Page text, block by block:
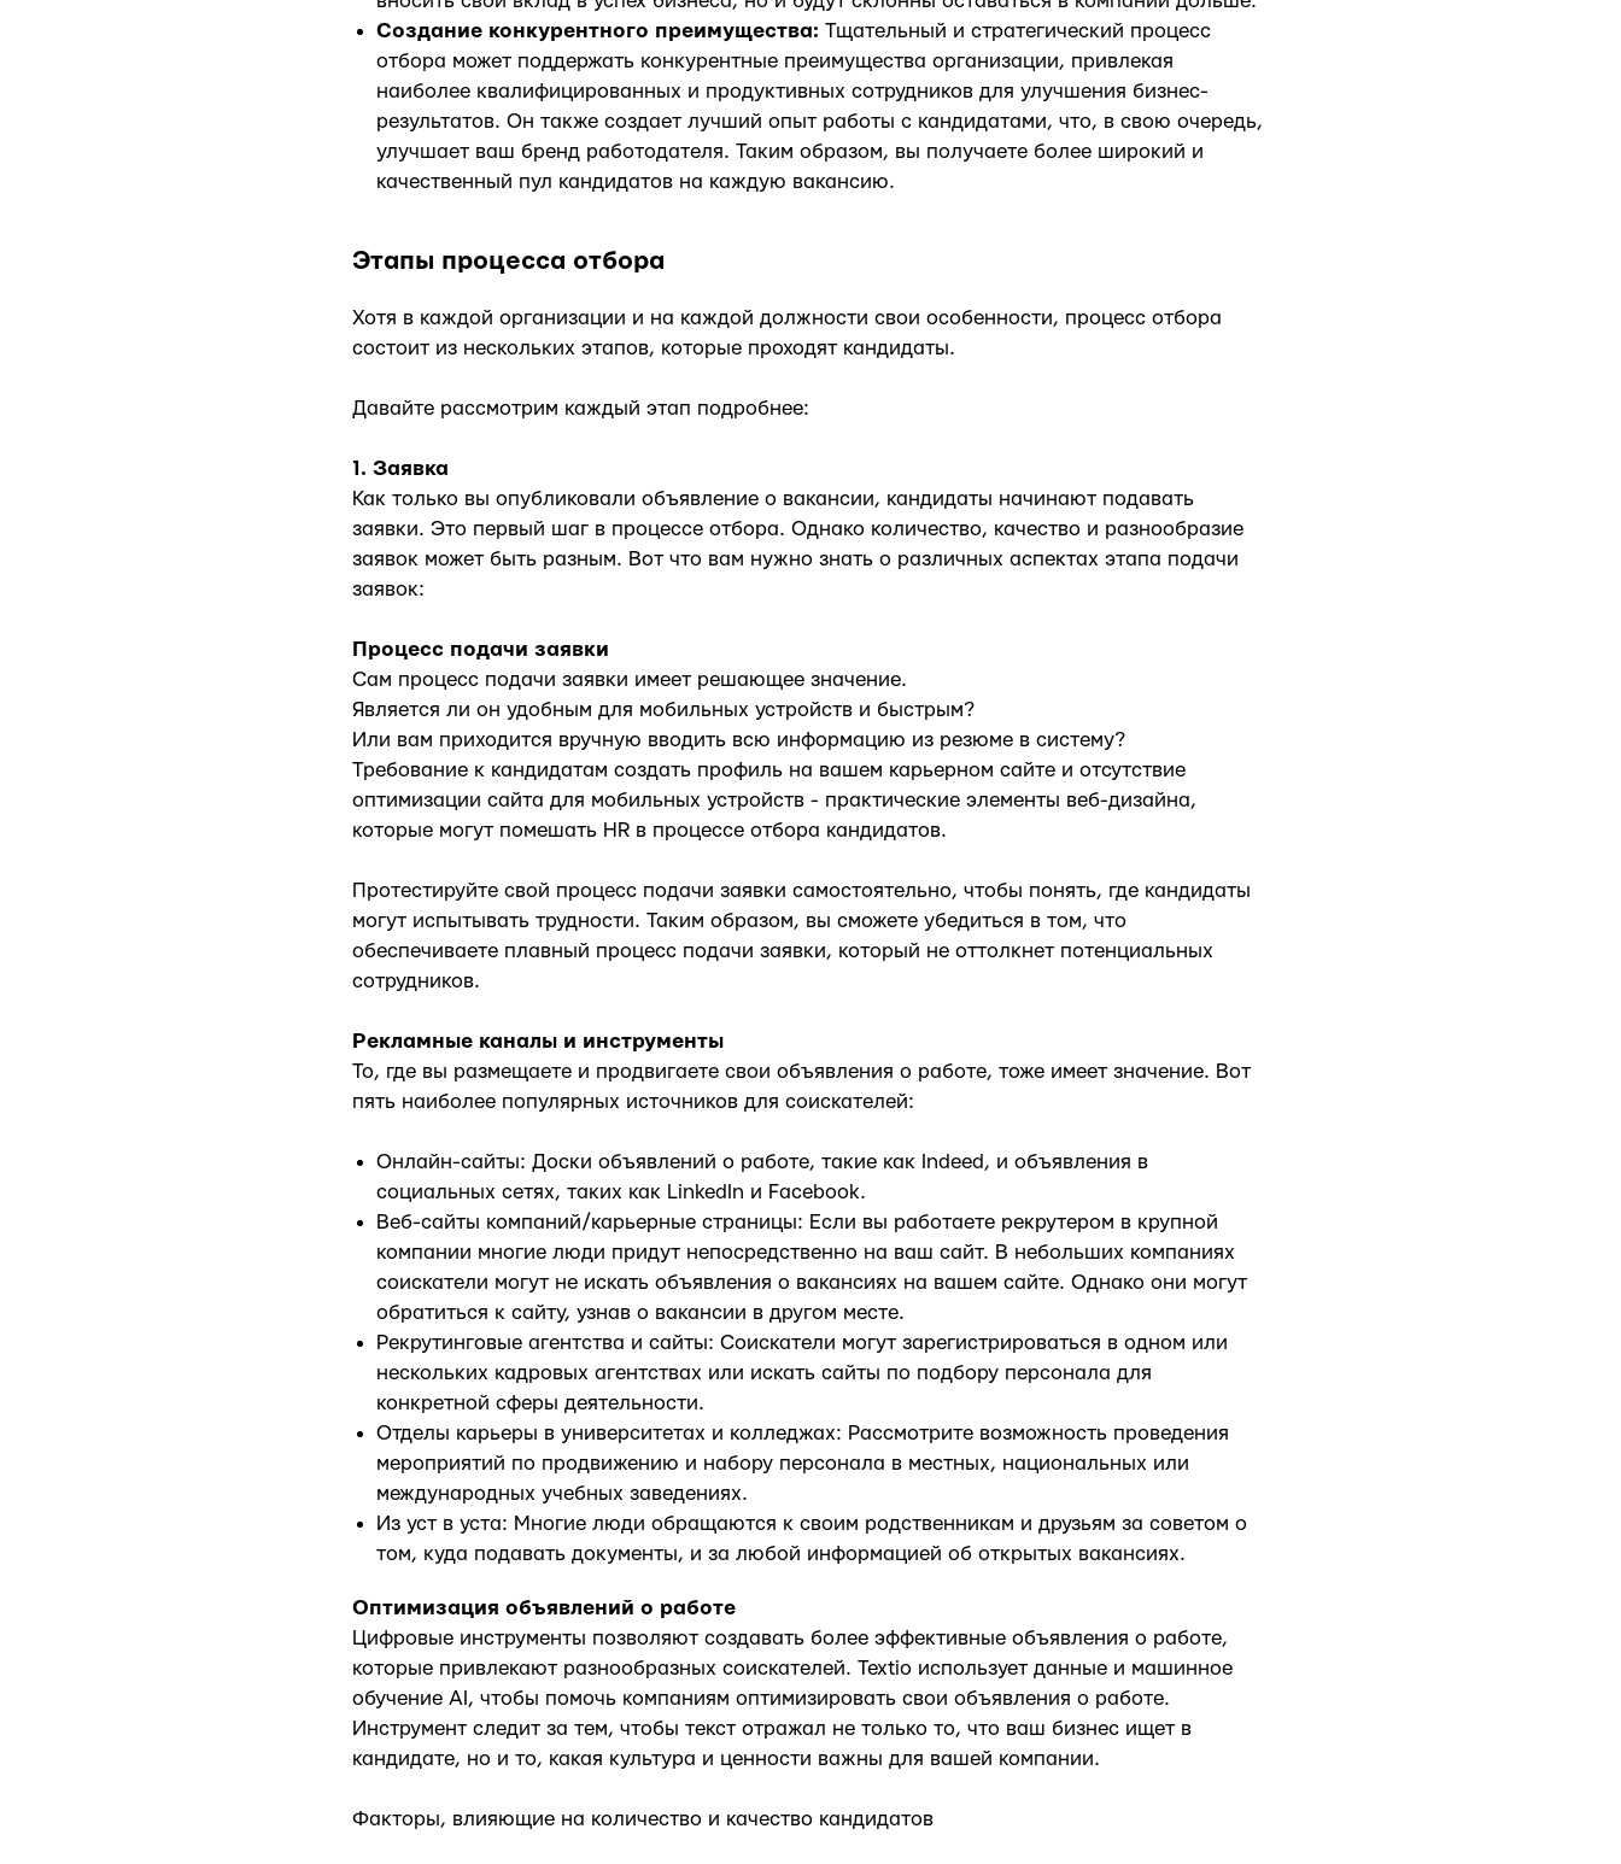
Создание конкурентного преимущества: Тщательный и стратегический процесс
отбора может поддержать конкурентные преимущества организации, привлекая
наиболее квалифицированных и продуктивных сотрудников для улучшения бизнес-
результатов. Он также создает лучший опыт работы с кандидатами, что, в свою очередь,
улучшает ваш бренд работодателя. Таким образом, вы получаете более широкий и
качественный пул кандидатов на каждую вакансию.
Этапы процесса отбора
Хотя в каждой организации и на каждой должности свои особенности, процесс отбора
состоит из нескольких этапов, которые проходят кандидаты.
Давайте рассмотрим каждый этап подробнее:
1. Заявка
Как только вы опубликовали объявление о вакансии, кандидаты начинают подавать
заявки. Это первый шаг в процессе отбора. Однако количество, качество и разнообразие
заявок может быть разным. Вот что вам нужно знать о различных аспектах этапа подачи
заявок:
Процесс подачи заявки
Сам процесс подачи заявки имеет решающее значение.
Является ли он удобным для мобильных устройств и быстрым?
Или вам приходится вручную вводить всю информацию из резюме в систему?
Требование к кандидатам создать профиль на вашем карьерном сайте и отсутствие
оптимизации сайта для мобильных устройств - практические элементы веб-дизайна,
которые могут помешать HR в процессе отбора кандидатов.
Протестируйте свой процесс подачи заявки самостоятельно, чтобы понять, где кандидаты
могут испытывать трудности. Таким образом, вы сможете убедиться в том, что
обеспечиваете плавный процесс подачи заявки, который не оттолкнет потенциальных
сотрудников.
Рекламные каналы и инструменты
То, где вы размещаете и продвигаете свои объявления о работе, тоже имеет значение. Вот
пять наиболее популярных источников для соискателей:
Онлайн-сайты: Доски объявлений о работе, такие как Indeed, и объявления в
социальных сетях, таких как LinkedIn и Facebook.
Веб-сайты компаний/карьерные страницы: Если вы работаете рекрутером в крупной
компании многие люди придут непосредственно на ваш сайт. В небольших компаниях
соискатели могут не искать объявления о вакансиях на вашем сайте. Однако они могут
обратиться к сайту, узнав о вакансии в другом месте.
Рекрутинговые агентства и сайты: Соискатели могут зарегистрироваться в одном или
нескольких кадровых агентствах или искать сайты по подбору персонала для
конкретной сферы деятельности.
Отделы карьеры в университетах и колледжах: Рассмотрите возможность проведения
мероприятий по продвижению и набору персонала в местных, национальных или
международных учебных заведениях.
Из уст в уста: Многие люди обращаются к своим родственникам и друзьям за советом о
том, куда подавать документы, и за любой информацией об открытых вакансиях.
Оптимизация объявлений о работе
Цифровые инструменты позволяют создавать более эффективные объявления о работе,
которые привлекают разнообразных соискателей. Textio использует данные и машинное
обучение AI, чтобы помочь компаниям оптимизировать свои объявления о работе.
Инструмент следит за тем, чтобы текст отражал не только то, что ваш бизнес ищет в
кандидате, но и то, какая культура и ценности важны для вашей компании.
Факторы, влияющие на количество и качество кандидатов